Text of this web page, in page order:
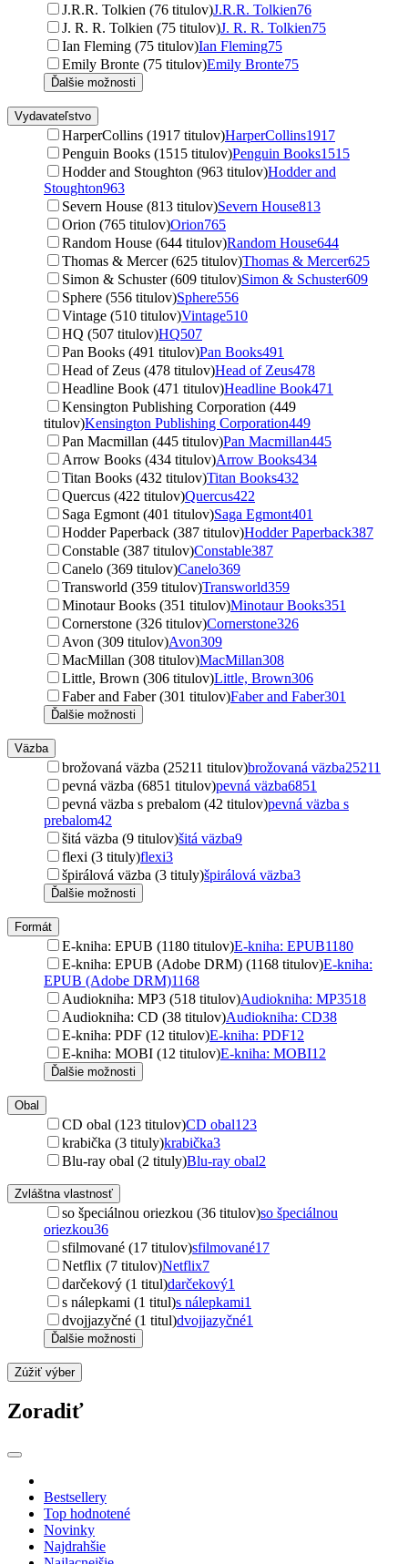
J.R.R. Tolkien (76 titulov)J.R.R. Tolkien76
J. R. R. Tolkien (75 titulov)J. R. R. Tolkien75
Ian Fleming (75 titulov)Ian Fleming75
Emily Bronte (75 titulov)Emily Bronte75
Ďalšie možnosti
Vydavateľstvo
HarperCollins (1917 titulov)HarperCollins1917
Penguin Books (1515 titulov)Penguin Books1515
Hodder and Stoughton (963 titulov)Hodder and
Stoughton963
Severn House (813 titulov)Severn House813
Orion (765 titulov)Orion765
Random House (644 titulov)Random House644
Thomas & Mercer (625 titulov)Thomas & Mercer625
Simon & Schuster (609 titulov)Simon & Schuster609
Sphere (556 titulov)Sphere556
Vintage (510 titulov)Vintage510
HQ (507 titulov)HQ507
Pan Books (491 titulov)Pan Books491
Head of Zeus (478 titulov)Head of Zeus478
Headline Book (471 titulov)Headline Book471
Kensington Publishing Corporation (449
titulov)Kensington Publishing Corporation449
Pan Macmillan (445 titulov)Pan Macmillan445
Arrow Books (434 titulov)Arrow Books434
Titan Books (432 titulov)Titan Books432
Quercus (422 titulov)Quercus422
Saga Egmont (401 titulov)Saga Egmont401
Hodder Paperback (387 titulov)Hodder Paperback387
Constable (387 titulov)Constable387
Canelo (369 titulov)Canelo369
Transworld (359 titulov)Transworld359
Minotaur Books (351 titulov)Minotaur Books351
Cornerstone (326 titulov)Cornerstone326
Avon (309 titulov)Avon309
MacMillan (308 titulov)MacMillan308
Little, Brown (306 titulov)Little, Brown306
Faber and Faber (301 titulov)Faber and Faber301
Ďalšie možnosti
Väzba
brožovaná väzba (25211 titulov)brožovaná väzba25211
pevná väzba (6851 titulov)pevná väzba6851
pevná väzba s prebalom (42 titulov)pevná väzba s
prebalom42
šitá väzba (9 titulov)šitá väzba9
flexi (3 tituly)flexi3
špirálová väzba (3 tituly)špirálová väzba3
Ďalšie možnosti
Formát
E-kniha: EPUB (1180 titulov)E-kniha: EPUB1180
E-kniha: EPUB (Adobe DRM) (1168 titulov)E-kniha:
EPUB (Adobe DRM)1168
Audiokniha: MP3 (518 titulov)Audiokniha: MP3518
Audiokniha: CD (38 titulov)Audiokniha: CD38
E-kniha: PDF (12 titulov)E-kniha: PDF12
E-kniha: MOBI (12 titulov)E-kniha: MOBI12
Ďalšie možnosti
Obal
CD obal (123 titulov)CD obal123
krabička (3 tituly)krabička3
Blu-ray obal (2 tituly)Blu-ray obal2
Zvláštna vlastnosť
so špeciálnou oriezkou (36 titulov)so špeciálnou
oriezkou36
sfilmované (17 titulov)sfilmované17
Netflix (7 titulov)Netflix7
darčekový (1 titul)darčekový1
s nálepkami (1 titul)s nálepkami1
dvojjazyčné (1 titul)dvojjazyčné1
Ďalšie možnosti
Zúžiť výber
Zoradiť
Bestsellery
Top hodnotené
Novinky
Najdrahšie